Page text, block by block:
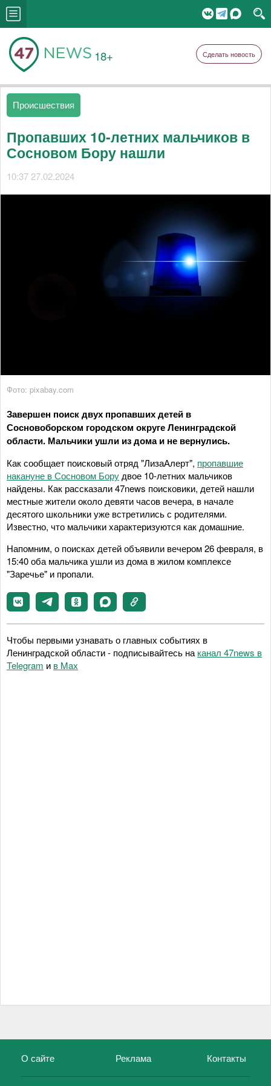
18+ Сделать новость
Происшествия
Пропавших 10-летних мальчиков в
Сосновом Бору нашли
10:37 27.02.2024
Фото: pixabay.com
Завершен поиск двух пропавших детей в
Сосновоборском городском округе Ленинградской
области. Мальчики ушли из дома и не вернулись.
Как сообщает поисковый отряд "ЛизаАлерт", пропавшие
накануне в Сосновом Бору двое 10-летних мальчиков
найдены. Как рассказали 47news поисковики, детей нашли
местные жители около девяти часов вечера, в начале
десятого школьники уже встретились с родителями.
Известно, что мальчики характеризуются как домашние.
Напомним, о поисках детей объявили вечером 26 февраля, в
15:40 оба мальчика ушли из дома в жилом комплексе
"Заречье" и пропали.
Чтобы первыми узнавать о главных событиях в
Ленинградской области - подписывайтесь на канал 47news в
Telegram и в Maх
О сайте Реклама Контакты